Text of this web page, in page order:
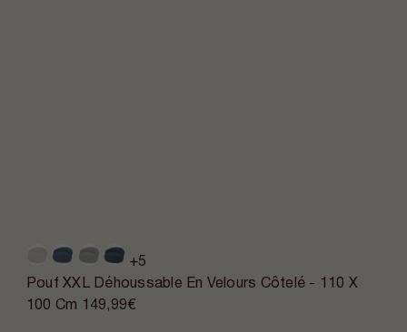
+5
Pouf XXL Déhoussable En Velours Côtelé - 110 X
100 Cm 149,99€